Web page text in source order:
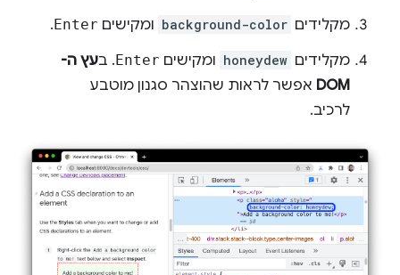
מקלידים background-color ומקישים Enter
.
מקלידים honeydew ומקישים Enter. בעץ ה-
DOM אפשר לראות שהוצהר סגנון מוטבע
לרכיב.